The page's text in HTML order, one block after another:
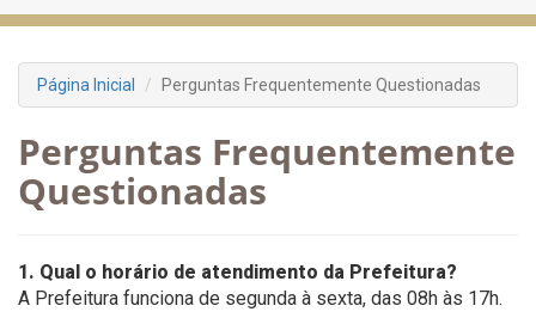
Página Inicial Perguntas Frequentemente Questionadas
Perguntas Frequentemente
Questionadas
1. Qual o horário de atendimento da Prefeitura?
A Prefeitura funciona de segunda à sexta, das 08h às 17h.